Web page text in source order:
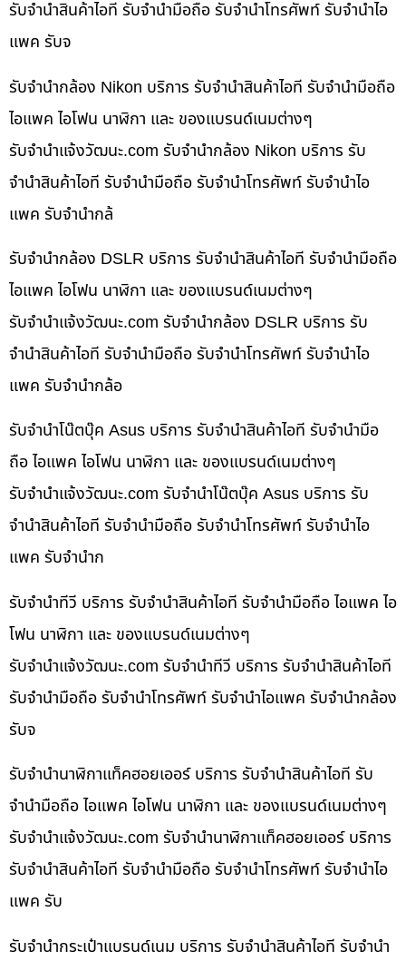
รับจำนำสินค้าไอที รับจำนำมือถือ รับจำนำโทรศัพท์ รับจำนำไอ
แพค รับจ
รับจำนำกล้อง Nikon บริการ รับจำนำสินค้าไอที รับจำนำมือถือ
ไอแพค ไอโฟน นาฬิกา และ ของแบรนด์เนมต่างๆ
รับจํานําแจ้งวัฒนะ.com รับจำนำกล้อง Nikon บริการ รับ
จำนำสินค้าไอที รับจำนำมือถือ รับจำนำโทรศัพท์ รับจำนำไอ
แพค รับจำนำกล้
รับจำนำกล้อง DSLR บริการ รับจำนำสินค้าไอที รับจำนำมือถือ
ไอแพค ไอโฟน นาฬิกา และ ของแบรนด์เนมต่างๆ
รับจํานําแจ้งวัฒนะ.com รับจำนำกล้อง DSLR บริการ รับ
จำนำสินค้าไอที รับจำนำมือถือ รับจำนำโทรศัพท์ รับจำนำไอ
แพค รับจำนำกล้อ
รับจำนำโน๊ตบุ๊ค Asus บริการ รับจำนำสินค้าไอที รับจำนำมือ
ถือ ไอแพค ไอโฟน นาฬิกา และ ของแบรนด์เนมต่างๆ
รับจํานําแจ้งวัฒนะ.com รับจำนำโน๊ตบุ๊ค Asus บริการ รับ
จำนำสินค้าไอที รับจำนำมือถือ รับจำนำโทรศัพท์ รับจำนำไอ
แพค รับจำนำก
รับจำนำทีวี บริการ รับจำนำสินค้าไอที รับจำนำมือถือ ไอแพค ไอ
โฟน นาฬิกา และ ของแบรนด์เนมต่างๆ
รับจํานําแจ้งวัฒนะ.com รับจำนำทีวี บริการ รับจำนำสินค้าไอที
รับจำนำมือถือ รับจำนำโทรศัพท์ รับจำนำไอแพค รับจำนำกล้อง
รับจ
รับจำนำนาฬิกาแท็คฮอยเออร์ บริการ รับจำนำสินค้าไอที รับ
จำนำมือถือ ไอแพค ไอโฟน นาฬิกา และ ของแบรนด์เนมต่างๆ
รับจํานําแจ้งวัฒนะ.com รับจำนำนาฬิกาแท็คฮอยเออร์ บริการ
รับจำนำสินค้าไอที รับจำนำมือถือ รับจำนำโทรศัพท์ รับจำนำไอ
แพค รับ
รับจำนำกระเป๋าแบรนด์เนม บริการ รับจำนำสินค้าไอที รับจำนำ